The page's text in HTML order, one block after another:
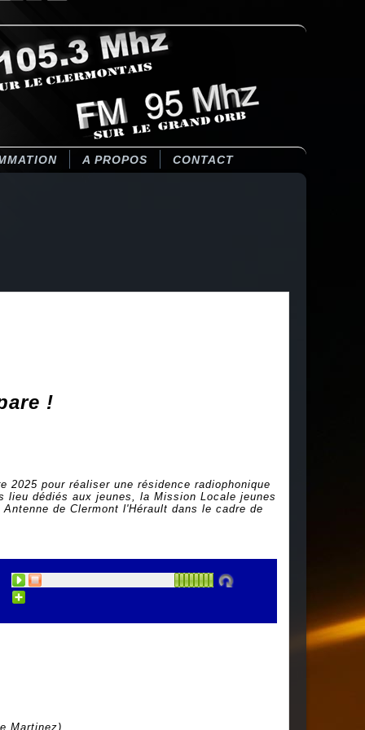
A PROPOS CONTACT
!
2025 pour réaliser une résidence radiophonique
dédiés aux jeunes, la Mission Locale jeunes
de Clermont l'Hérault dans le cadre de
Martinez)